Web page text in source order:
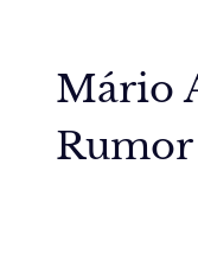
Mário
Rumor